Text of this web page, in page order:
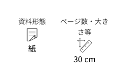
資料形態
紙
ページ数・大き
さ等
30 cm